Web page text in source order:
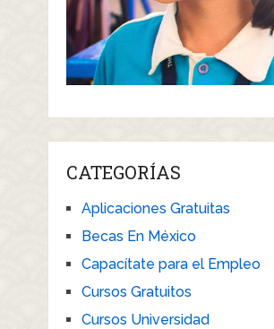
CATEGORÍAS
Aplicaciones Gratuitas
Becas En México
Capacítate para el Empleo
Cursos Gratuitos
Cursos Universidad